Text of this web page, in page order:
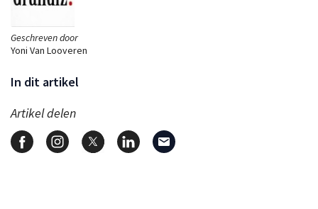
Geschreven door
Yoni Van Looveren
In dit artikel
Artikel delen